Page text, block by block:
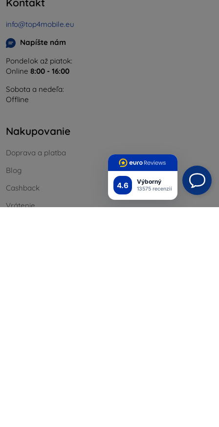
4.6 Výborný
13575 recenzií
info@top4mobile.eu
Napíšte nám
Pondelok až piatok:
Online 8:00 - 16:00
Sobota a nedeľa:
Offline
Nakupovanie
Doprava a platba
Blog
Cashback
Vrátenie